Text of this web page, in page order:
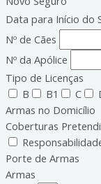
Data para Início do
Nº de Cães
Nº da Apólice
Tipo de Licenças
B
B1 C
Armas no Domicílio
Coberturas
Porte de Armas
Armas